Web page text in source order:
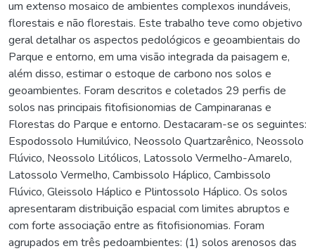
um extenso mosaico de ambientes complexos inundáveis,
florestais e não florestais. Este trabalho teve como objetivo
geral detalhar os aspectos pedológicos e geoambientais do
Parque e entorno, em uma visão integrada da paisagem e,
além disso, estimar o estoque de carbono nos solos e
geoambientes. Foram descritos e coletados 29 perfis de
solos nas principais fitofisionomias de Campinaranas e
Florestas do Parque e entorno. Destacaram-se os seguintes:
Espodossolo Humilúvico, Neossolo Quartzarênico, Neossolo
Flúvico, Neossolo Litólicos, Latossolo Vermelho-Amarelo,
Latossolo Vermelho, Cambissolo Háplico, Cambissolo
Flúvico, Gleissolo Háplico e Plintossolo Háplico. Os solos
apresentaram distribuição espacial com limites abruptos e
com forte associação entre as fitofisionomias. Foram
agrupados em três pedoambientes: (1) solos arenosos das